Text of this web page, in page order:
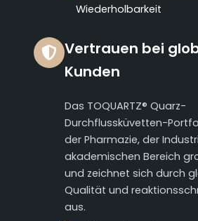
Wiederholbarkeit
Vertrauen bei
Kunden
Das TOQUARTZ® Quarz-
Durchflussküvetten-
der Pharmazie, der
akademischen Bereich
und zeichnet sich durch
Qualität und
aus.